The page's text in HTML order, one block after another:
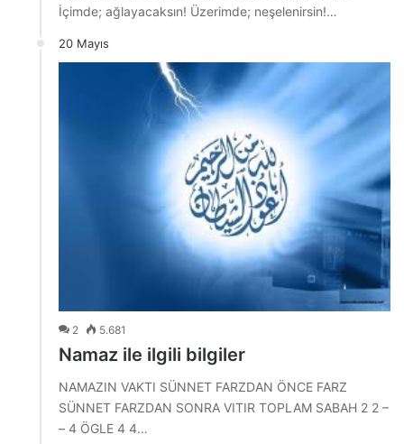
İçimde; ağlayacaksın! Üzerimde; neşelenirsin!…
20 Mayıs
2 5.681
Namaz ile ilgili bilgiler
NAMAZIN VAKTI SÜNNET FARZDAN ÖNCE FARZ
SÜNNET FARZDAN SONRA VITIR TOPLAM SABAH 2 2 –
– 4 ÖGLE 4 4…